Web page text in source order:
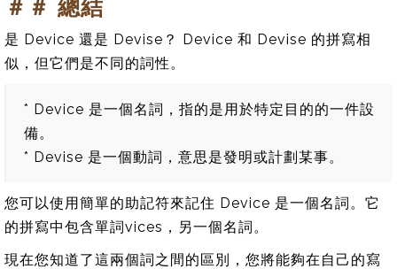
＃＃ 總結
是 Device 還是 Devise？ Device 和 Devise 的拼寫相
似，但它們是不同的詞性。
* Device 是一個名詞，指的是用於特定目的的一件設
備。
* Devise 是一個動詞，意思是發明或計劃某事。
您可以使用簡單的助記符來記住 Device 是一個名詞。它
的拼寫中包含單詞vices，另一個名詞。
現在您知道了這兩個詞之間的區別，您將能夠在自己的寫